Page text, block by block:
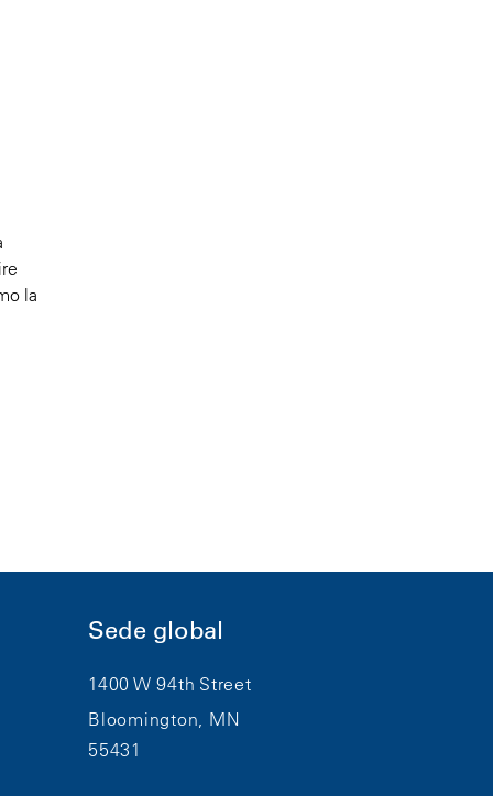
la
Sede global
1400 W 94th Street
Bloomington, MN
55431